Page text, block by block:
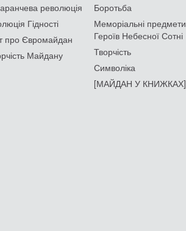
революція
Гідності
про Євромайдан
Майдану
Боротьба
Меморіальні предмети
Героїв Небесної Сотні
Творчість
Символіка
[МАЙДАН У КНИЖКАХ]